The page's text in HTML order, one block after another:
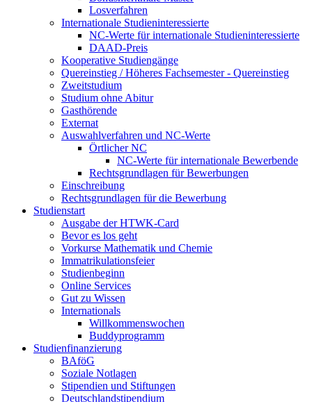
Losverfahren
Internationale Studieninteressierte
NC-Werte für internationale Studieninteressierte
DAAD-Preis
Kooperative Studiengänge
Quereinstieg / Höheres Fachsemester - Quereinstieg
Zweitstudium
Studium ohne Abitur
Gasthörende
Externat
Auswahlverfahren und NC-Werte
Örtlicher NC
NC-Werte für internationale Bewerbende
Rechtsgrundlagen für Bewerbungen
Einschreibung
Rechtsgrundlagen für die Bewerbung
Studienstart
Ausgabe der HTWK-Card
Bevor es los geht
Vorkurse Mathematik und Chemie
Immatrikulationsfeier
Studienbeginn
Online Services
Gut zu Wissen
Internationals
Willkommenswochen
Buddyprogramm
Studienfinanzierung
BAföG
Soziale Notlagen
Stipendien und Stiftungen
Deutschlandstipendium